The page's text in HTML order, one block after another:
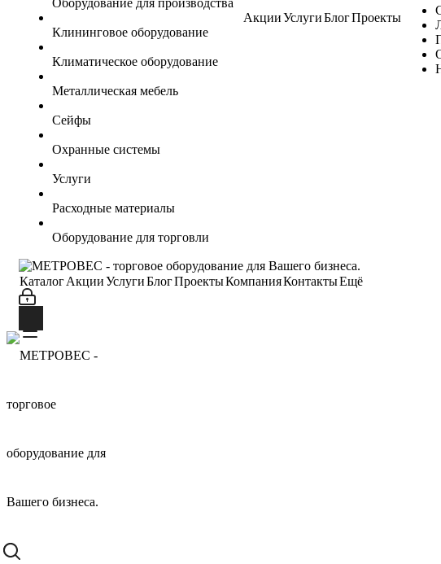
Клининговое оборудование
Климатическое оборудование
Металлическая мебель
Сейфы
Охранные системы
Услуги
Расходные материалы
Оборудование для торговли
АкцииУслугиБлогПроекты
КаталогАкцииУслугиБлогПроектыКомпанияКонтактыЕщё